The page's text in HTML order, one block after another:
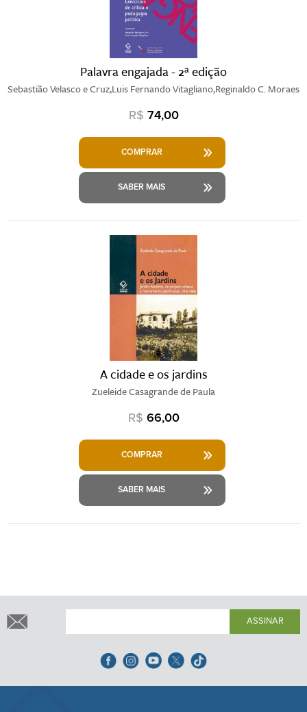
Palavra engajada - 2ª edição
Sebastião Velasco e Cruz,Luis Fernando Vitagliano,Reginaldo C. Moraes
R$ 74,00
COMPRAR
SABER MAIS
A cidade e os jardins
Zueleide Casagrande de Paula
R$ 66,00
COMPRAR
SABER MAIS
ASSINAR